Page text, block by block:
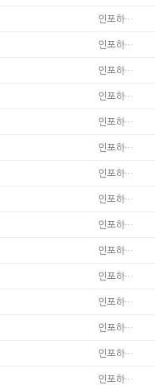
인포하…
인포하…
인포하…
인포하…
인포하…
인포하…
인포하…
인포하…
인포하…
인포하…
인포하…
인포하…
인포하…
인포하…
인포하…